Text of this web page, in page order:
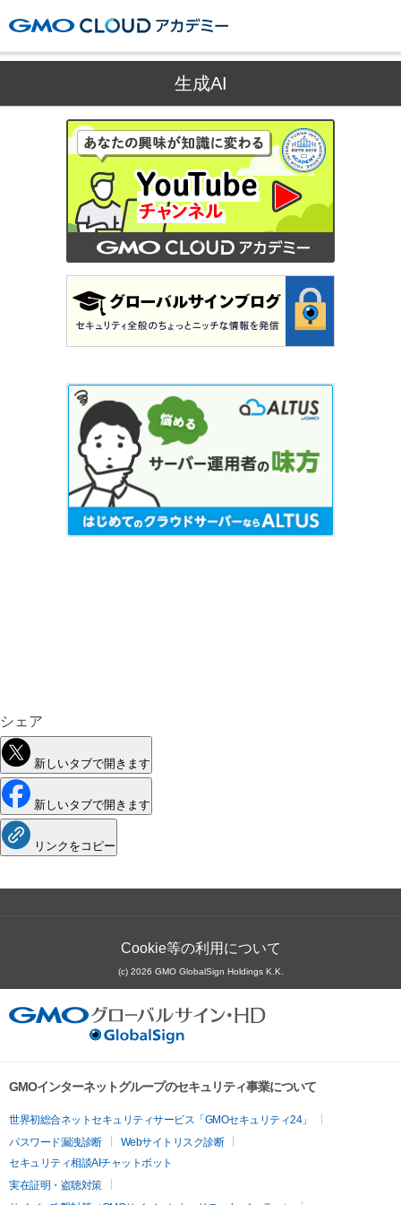
生成AI
シェア
新しいタブで開きます
新しいタブで開きます
リンクをコピー
Cookie等の利用について
(c) 2026 GMO GlobalSign Holdings K.K.
GMOインターネットグループのセキュリティ事業について
世界初総合ネットセキュリティサービス「GMOセキュリティ24」
パスワード漏洩診断
Webサイトリスク診断
セキュリティ相談AIチャットボット
実在証明・盗聴対策